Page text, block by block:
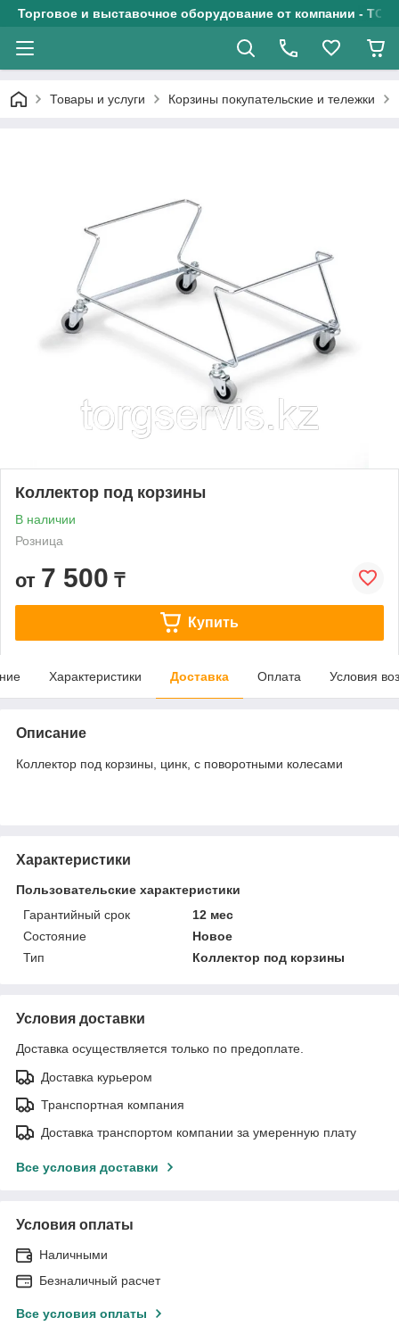
Торговое и выставочное оборудование от компании - ТОО
Товары и услуги Корзины покупательские и тележки
Коллектор под корзины
В наличии
Розница
от 7 500 ₸
Купить
Характеристики Доставка Оплата Условия
Описание
Коллектор под корзины, цинк, с поворотными колесами
Характеристики
Пользовательские характеристики
Гарантийный срок
12 мес
Состояние
Новое
Тип
Коллектор под корзины
Условия доставки
Доставка осуществляется только по предоплате.
Доставка курьером
Транспортная компания
Доставка транспортом компании за умеренную плату
Все условия доставки
Условия оплаты
Наличными
Безналичный расчет
Все условия оплаты